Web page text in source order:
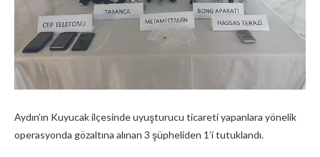
Aydın’ın Kuyucak ilçesinde uyuşturucu ticareti yapanlara yönelik
operasyonda gözaltına alınan 3 şüpheliden 1’i tutuklandı.